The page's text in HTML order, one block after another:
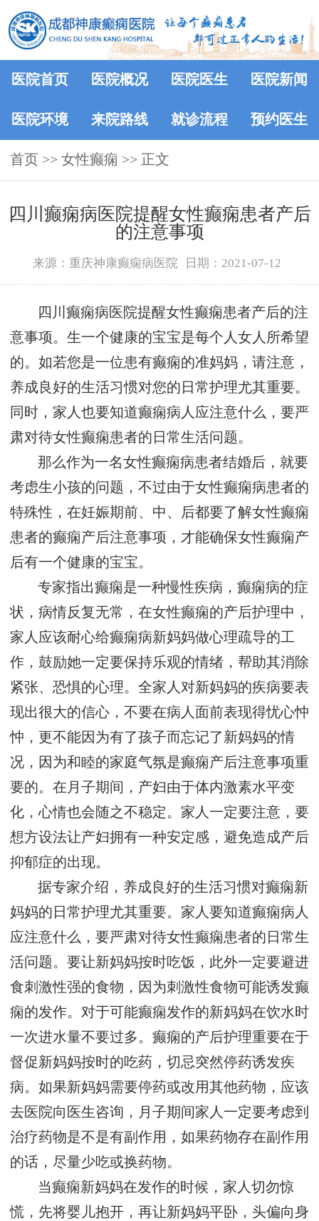
医院首页 医院概况 医院医生 医院新闻
医院环境 来院路线 就诊流程 预约医生
首页 >> 女性癫痫 >> 正文
四川癫痫病医院提醒女性癫痫患者产后
的注意事项
来源：重庆神康癫痫病医院 日期：2021-07-12
四川癫痫病医院提醒女性癫痫患者产后的注
意事项。生一个健康的宝宝是每个人女人所希望
的。如若您是一位患有癫痫的准妈妈，请注意，
养成良好的生活习惯对您的日常护理尤其重要。
同时，家人也要知道癫痫病人应注意什么，要严
肃对待女性癫痫患者的日常生活问题。
那么作为一名女性癫痫病患者结婚后，就要
考虑生小孩的问题，不过由于女性癫痫病患者的
特殊性，在妊娠期前、中、后都要了解女性癫痫
患者的癫痫产后注意事项，才能确保女性癫痫产
后有一个健康的宝宝。
专家指出癫痫是一种慢性疾病，癫痫病的症
状，病情反复无常，在女性癫痫的产后护理中，
家人应该耐心给癫痫病新妈妈做心理疏导的工
作，鼓励她一定要保持乐观的情绪，帮助其消除
紧张、恐惧的心理。全家人对新妈妈的疾病要表
现出很大的信心，不要在病人面前表现得忧心忡
忡，更不能因为有了孩子而忘记了新妈妈的情
况，因为和睦的家庭气氛是癫痫产后注意事项重
要的。在月子期间，产妇由于体内激素水平变
化，心情也会随之不稳定。家人一定要注意，要
想方设法让产妇拥有一种安定感，避免造成产后
抑郁症的出现。
据专家介绍，养成良好的生活习惯对癫痫新
妈妈的日常护理尤其重要。家人要知道癫痫病人
应注意什么，要严肃对待女性癫痫患者的日常生
活问题。要让新妈妈按时吃饭，此外一定要避进
食刺激性强的食物，因为刺激性食物可能诱发癫
痫的发作。对于可能癫痫发作的新妈妈在饮水时
一次进水量不要过多。癫痫的产后护理重要在于
督促新妈妈按时的吃药，切忌突然停药诱发疾
病。如果新妈妈需要停药或改用其他药物，应该
去医院向医生咨询，月子期间家人一定要考虑到
治疗药物是不是有副作用，如果药物存在副作用
的话，尽量少吃或换药物。
当癫痫新妈妈在发作的时候，家人切勿惊
慌，先将婴儿抱开，再让新妈妈平卧，头偏向身